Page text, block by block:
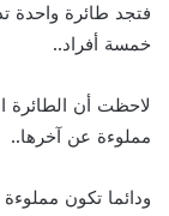
فتجد طائرة واحدة
خمسة أفراد..
لاحظت أن الطائرة
مملوءة عن آخرها..
ودائما تكون